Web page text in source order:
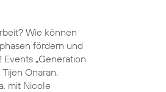
Wie können
fördern und
„Generation
Onaran,
mit Nicole